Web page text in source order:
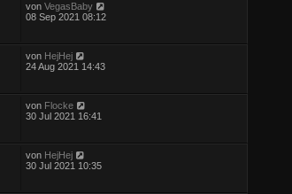
vonVegasBaby
08 Sep 2021 08:12
von HejHej
24 Aug 2021 14:43
von Flocke
30 Jul 2021 16:41
von HejHej
30 Jul 2021 10:35